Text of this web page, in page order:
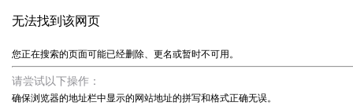
无法找到该网页
您正在搜索的页面可能已经删除、更名或暂时不可用。
请尝试以下操作：
确保浏览器的地址栏中显示的网站地址的拼写和格式正确无误。